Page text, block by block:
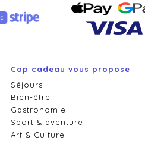
Cap cadeau vous propose
Séjours
Bien-être
Gastronomie
Sport & aventure
Art & Culture